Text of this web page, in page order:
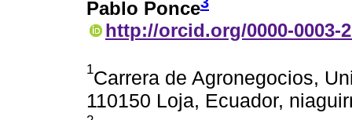
Pablo Ponce
http://orcid.org/0000-0003-
1Carrera de Agronegocios,
110150 Loja, Ecuador,